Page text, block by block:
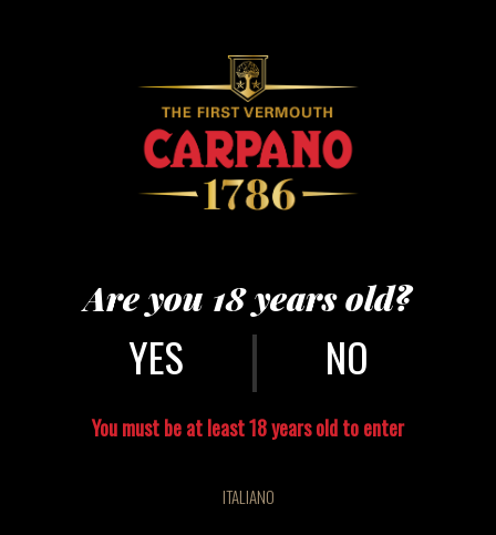
Are you 18 years old?
| NO
You must be at least 18 years old to enter
ITALIANO